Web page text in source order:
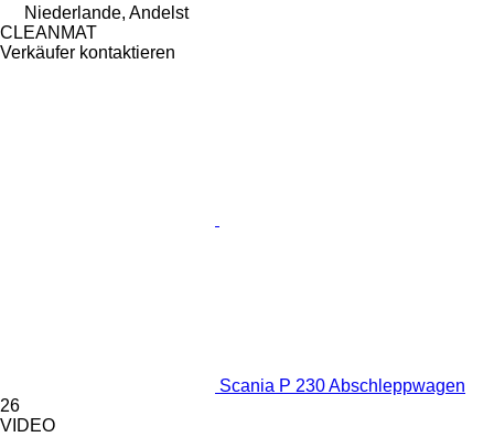
Niederlande, Andelst
CLEANMAT
Verkäufer kontaktieren
Scania P 230 Abschleppwagen
26
VIDEO